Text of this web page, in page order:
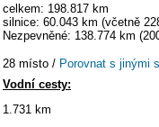
celkem: 198.817 km
silnice: 60.043 km (včetně
Nezpevněné: 138.774 km
28 místo / Porovnat s jinými
Vodní cesty:
1.731 km